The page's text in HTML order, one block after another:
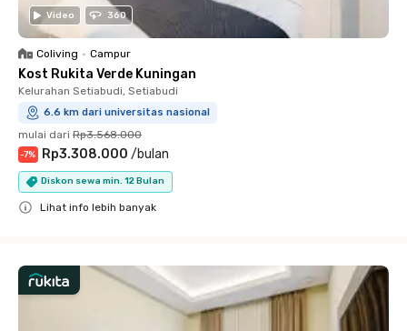
Video 360
Coliving • Campur
Kost Rukita Verde Kuningan
Kelurahan Setiabudi, Setiabudi
6.6 km dari universitas nasional
mulai dari Rp3.568.000
-7% Rp3.308.000 /bulan
Diskon sewa min. 12 Bulan
Lihat info lebih banyak